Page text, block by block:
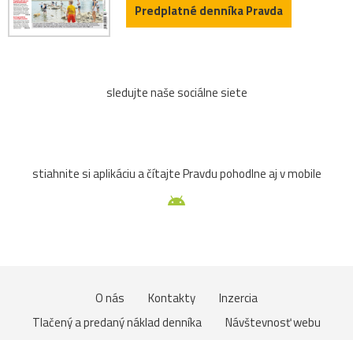
Predplatné denníka Pravda
sledujte naše sociálne siete
stiahnite si aplikáciu a čítajte Pravdu pohodlne aj v mobile
O nás Kontakty
Inzercia
Tlačený a predaný náklad denníka
Návštevnosť webu